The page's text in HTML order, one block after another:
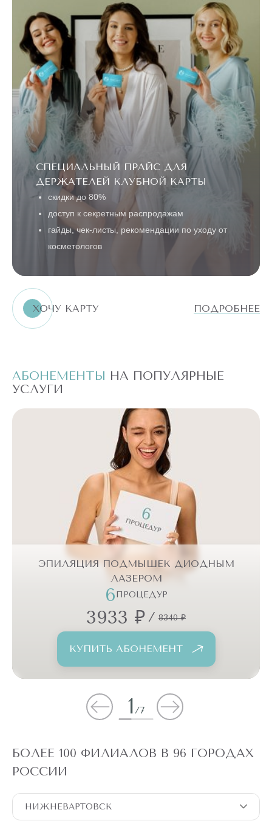
СПЕЦИАЛЬНЫЙ ПРАЙС ДЛЯ
ДЕРЖАТЕЛЕЙ КЛУБНОЙ КАРТЫ
скидки до 80%
доступ к секретным распродажам
гайды, чек-листы, рекомендации по уходу от
косметологов
ХОЧУ КАРТУ ПОДРОБНЕЕ
АБОНЕМЕНТЫ НА ПОПУЛЯРНЫЕ
УСЛУГИ
ЭПИЛЯЦИЯ ПОДМЫШЕК ДИОДНЫМ
ЛАЗЕРОМ
6ПРОЦЕДУР
3933 ₽ / 8340 ₽
КУПИТЬ АБОНЕМЕНТ
1 /7
БОЛЕЕ 100 ФИЛИАЛОВ В 96 ГОРОДАХ
РОССИИ
НИЖНЕВАРТОВСК